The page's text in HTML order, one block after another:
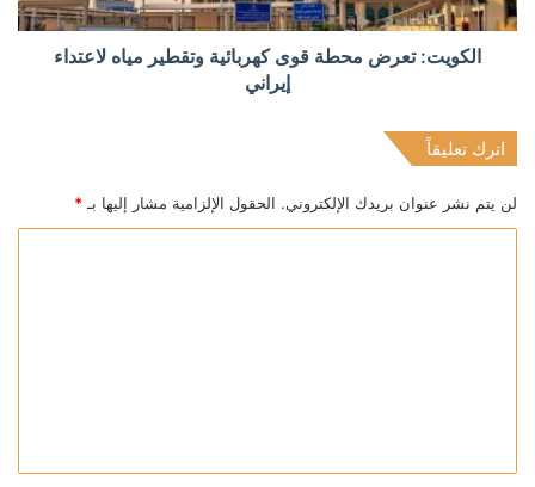
الكويت: تعرض محطة قوى كهربائية وتقطير مياه لاعتداء
إيراني
اترك تعليقاً
لن يتم نشر عنوان بريدك الإلكتروني. الحقول الإلزامية مشار إليها بـ *